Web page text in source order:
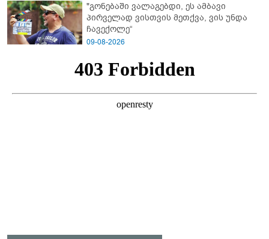
"გონებაში ვალაგებდი, ეს ამბავი
პირველად ვისთვის მეთქვა, ვის უნდა
ჩავექოლე“
09-08-2026